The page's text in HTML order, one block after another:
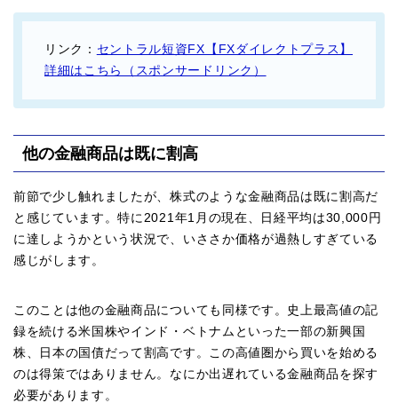
リンク： セントラル短資FX【FXダイレクトプラス】
詳細はこちら（スポンサードリンク）
他の金融商品は既に割高
前節で少し触れましたが、株式のような金融商品は既に割高だ
と感じています。特に2021年1月の現在、日経平均は30,000円
に達しようかという状況で、いささか価格が過熱しすぎている
感じがします。
このことは他の金融商品についても同様です。史上最高値の記
録を続ける米国株やインド・ベトナムといった一部の新興国
株、日本の国債だって割高です。この高値圏から買いを始める
のは得策ではありません。なにか出遅れている金融商品を探す
必要があります。